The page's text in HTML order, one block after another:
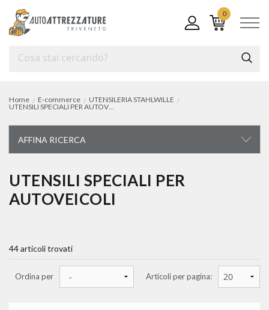
0
Home E-commerce
UTENSILERIA STAHLWILLE
UTENSILI SPECIALI PER AUTOVEICOLI
AFFINA RICERCA
UTENSILERIA STAHLWILLE
carrelli ed assortimenti
UTENSILI SPECIALI PER
AUTOVEICOLI
44 articoli trovati
Ordina per Articoli per pagina: